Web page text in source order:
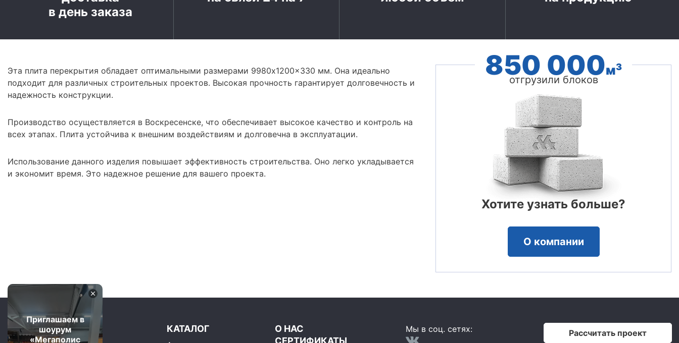
в день заказа
Эта плита перекрытия обладает оптимальными размерами 9980x1200x330 мм. Она идеально
подходит для различных строительных проектов. Высокая прочность гарантирует долговечность и
надежность конструкции.
Производство осуществляется в Воскресенске, что обеспечивает высокое качество и контроль на
всех этапах. Плита устойчива к внешним воздействиям и долговечна в эксплуатации.
Использование данного изделия повышает эффективность строительства. Оно легко укладывается
и экономит время. Это надежное решение для вашего проекта.
850 000м3
отгрузили блоков
Хотите узнать больше?
О компании
КАТАЛОГ
О НАС
СЕРТИФИКАТЫ
Мы в соц. сетях: Рассчитать проект
Приглашаем в
шоурум
«Мегаполис